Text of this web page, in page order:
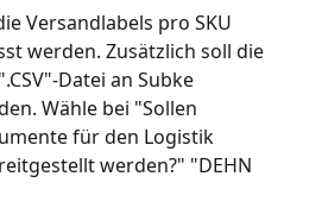
Versandlabels pro SKU
werden. Zusätzlich soll die
Datei an Subke
Wähle bei "Sollen
für den Logistik
werden?" "DEHN